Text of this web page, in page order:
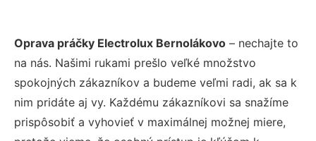
Oprava práčky Electrolux Bernolákovo – nechajte to
na nás. Našimi rukami prešlo veľké množstvo
spokojných zákazníkov a budeme veľmi radi, ak sa k
nim pridáte aj vy. Každému zákazníkovi sa snažíme
prispôsobiť a vyhovieť v maximálnej možnej miere,